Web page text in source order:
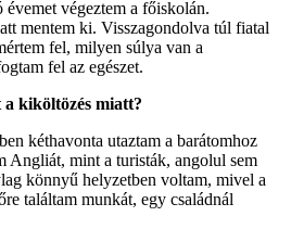
végeztem a főiskolán.
mentem ki. Visszagondolva túl fiatal
fel, milyen súlya van a
fel az egészet.
kiköltözés miatt?
kéthavonta utaztam a barátomhoz
Angliát, mint a turisták, angolul sem
könnyű helyzetben voltam, mivel a
találtam munkát, egy családnál